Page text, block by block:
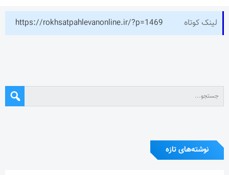
لینک کوتاه https://rokhsatpahlevanonline.ir/?p=1469
نوشته‌های تازه